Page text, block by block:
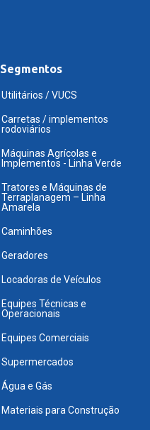
Segmentos
Utilitários / VUCS
Carretas / implementos
rodoviários
Máquinas Agrícolas e
Implementos - Linha Verde
Tratores e Máquinas de
Terraplanagem – Linha
Amarela
Caminhões
Geradores
Locadoras de Veículos
Equipes Técnicas e
Operacionais
Equipes Comerciais
Supermercados
Água e Gás
Materiais para Construção